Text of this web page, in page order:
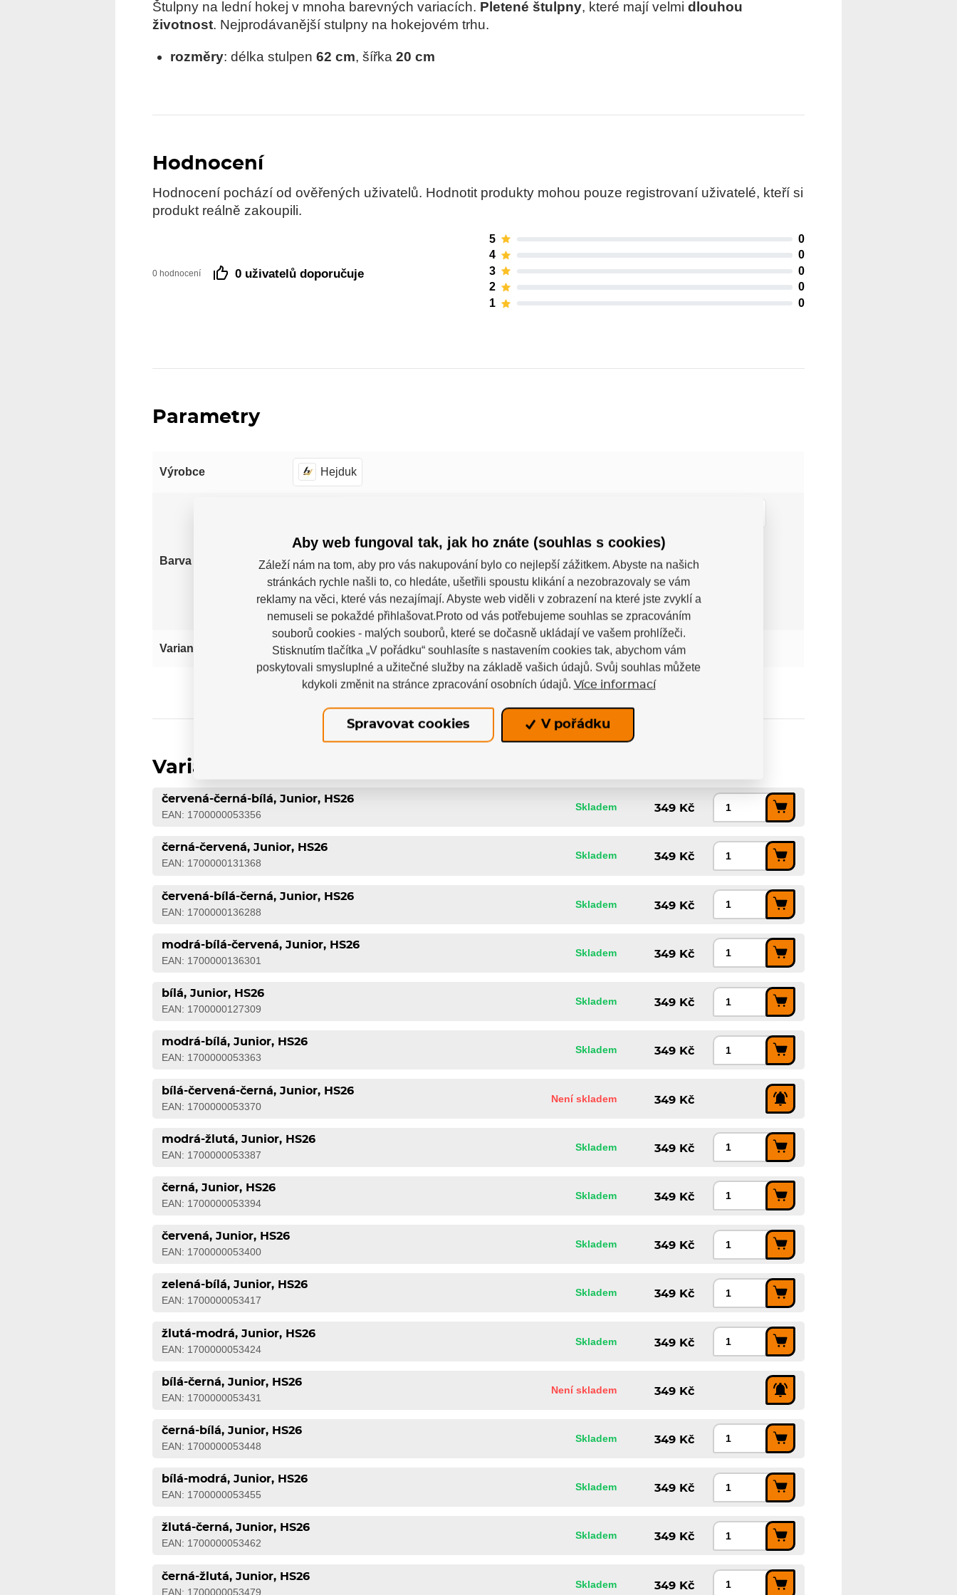
Štulpny na lední hokej v mnoha barevných variacích. Pletené štulpny, které mají velmidlouhou
životnost. Nejprodávanější stulpny na hokejovém trhu.
rozměry: délka stulpen62 cm, šířka 20 cm
Hodnocení
Hodnocení pochází od ověřených uživatelů. Hodnotit produkty mohou pouze registrovaní uživatelé, kteří si
produkt reálně zakoupili.
0 hodnocení 0 uživatelů doporučuje
5
0
4
0
3
0
2
0
1
0
Parametry
Výrobce Hejduk
Barva
Červená-Bílá-Černá Červená-Černá-Bílá Červená-Modrá-Bílá
Modrá-Bílá Modrá-Bílá-Červená Zelená-Bílá Žlutá-Černá
Žlutá-Červená Žlutá-Modrá
Varianta Junior
Varianty
červená-černá-bílá, Junior, HS26
EAN: 1700000053356
Skladem 349 Kč
černá-červená, Junior, HS26
EAN: 1700000131368
Skladem 349 Kč
červená-bílá-černá, Junior, HS26
EAN: 1700000136288
Skladem 349 Kč
modrá-bílá-červená, Junior, HS26
EAN: 1700000136301
Skladem 349 Kč
bílá, Junior, HS26
EAN: 1700000127309
Skladem 349 Kč
modrá-bílá, Junior, HS26
EAN: 1700000053363
Skladem 349 Kč
bílá-červená-černá, Junior, HS26
EAN: 1700000053370
Není skladem 349 Kč
modrá-žlutá, Junior, HS26
EAN: 1700000053387
Skladem 349 Kč
černá, Junior, HS26
EAN: 1700000053394
Skladem 349 Kč
červená, Junior, HS26
EAN: 1700000053400
Skladem 349 Kč
zelená-bílá, Junior, HS26
EAN: 1700000053417
Skladem 349 Kč
žlutá-modrá, Junior, HS26
EAN: 1700000053424
Skladem 349 Kč
bílá-černá, Junior, HS26
EAN: 1700000053431
Není skladem 349 Kč
černá-bílá, Junior, HS26
EAN: 1700000053448
Skladem 349 Kč
bílá-modrá, Junior, HS26
EAN: 1700000053455
Skladem 349 Kč
žlutá-černá, Junior, HS26
EAN: 1700000053462
Skladem 349 Kč
černá-žlutá, Junior, HS26
EAN: 1700000053479
Skladem 349 Kč
Aby web fungoval tak, jak ho znáte (souhlas s cookies)
Záleží nám na tom, aby pro vás nakupování bylo co nejlepší zážitkem. Abyste na našich
stránkách rychle našli to, co hledáte, ušetřili spoustu klikání a nezobrazovaly se vám
reklamy na věci, které vás nezajímají. Abyste web viděli v zobrazení na které jste zvyklí a
nemuseli se pokaždé přihlašovat.Proto od vás potřebujeme souhlas se zpracováním
souborů cookies - malých souborů, které se dočasně ukládají ve vašem prohlížeči.
Stisknutím tlačítka „V pořádku“ souhlasíte s nastavením cookies tak, abychom vám
poskytovali smysluplné a užitečné služby na základě vašich údajů. Svůj souhlas můžete
kdykoli změnit na stránce zpracování osobních údajů. Více informací
Spravovat cookies V pořádku